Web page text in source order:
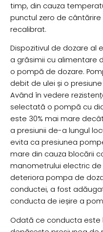
timp, din cauza
punctul zero de
recalibrat.
Dispozitivul de dozare al
a grăsimii cu alimentare
o pompă de dozare.
debit de ulei și o
Având în vedere
selectată o pompă cu
este 30% mai mare
a presiunii de-a lungul
evita ca presiunea
mare din cauza blocării
manometrului electric
deteriora pompa de
conductei, a fost
conducta de ieșire a
Odată ce conducta